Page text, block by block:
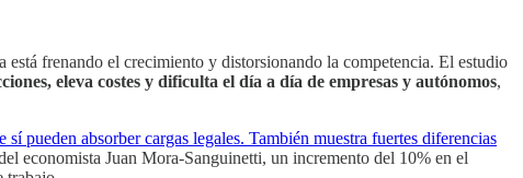
frenando el crecimiento y distorsionando la competencia. El estudio
eleva costes y dificulta el día a día de empresas y autónomos,
pueden absorber cargas legales. También muestra fuertes diferencias
economista Juan Mora-Sanguinetti, un incremento del 10% en el